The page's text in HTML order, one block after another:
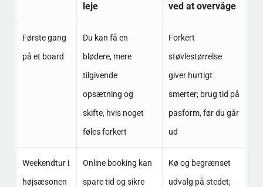
leje
ved at overvåge
Første gang
på et board
Du kan få en
blødere, mere
tilgivende
opsætning og
skifte, hvis noget
føles forkert
Forkert
støvlestørrelse
giver hurtigt
smerter; brug tid på
pasform, før du går
ud
Weekendtur i
højsæsonen
Online booking kan
spare tid og sikre
Kø og begrænset
udvalg på stedet;